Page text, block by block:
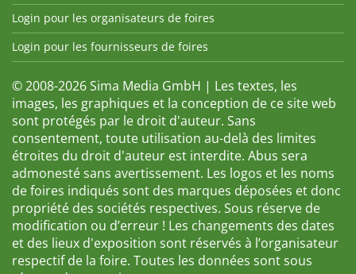
Login pour les organisateurs de foires
Login pour les fournisseurs de foires
© 2008-2026 Sima Media GmbH | Les textes, les
images, les graphiques et la conception de ce site web
sont protégés par le droit d'auteur. Sans
consentement, toute utilisation au-delà des limites
étroites du droit d'auteur est interdite. Abus sera
admonesté sans avertissement. Les logos et les noms
de foires indiqués sont des marques déposées et donc
propriété des sociétés respectives. Sous réserve de
modification ou d’erreur ! Les changements des dates
et des lieux d'exposition sont réservés à l’organisateur
respectif de la foire. Toutes les données sont sous